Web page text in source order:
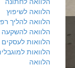
הלוואה לשיפוץ
הלוואה להליך
הלוואה להשקעה
הלוואות
הלוואות
הלוואה